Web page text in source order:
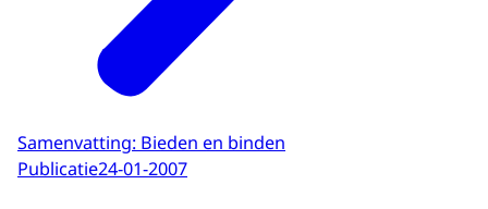
Samenvatting: Bieden en binden
Publicatie24-01-2007